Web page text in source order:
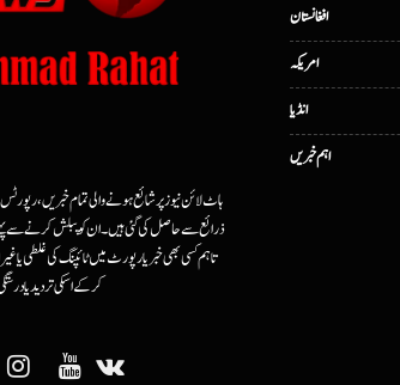
ہاٹ لائن نیوز پر شائع ہونے والی تمام خبریں،
ذرائع سے حاصل کی گئی ہیں۔ ان کو پبلش کرنے سے
تاہم کسی بھی خبر یا رپورٹ میں ٹائپنگ کی غلطی یا
کرکے اسکی تردید یا
افغانستان
امریکہ
انڈیا
اہم خبریں